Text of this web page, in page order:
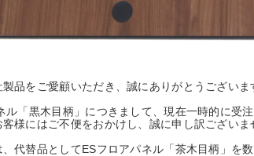
品をご愛顧いただき、誠にありがとうございま
ル「黒木目柄」につきまして、現在一時的に受注
様にはご不便をおかけし、誠に申し訳ございま
代替品としてESフロアパネル「茶木目柄」を